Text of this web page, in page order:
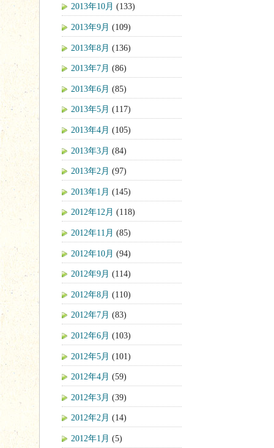
2013年10月 (133)
2013年9月 (109)
2013年8月 (136)
2013年7月 (86)
2013年6月 (85)
2013年5月 (117)
2013年4月 (105)
2013年3月 (84)
2013年2月 (97)
2013年1月 (145)
2012年12月 (118)
2012年11月 (85)
2012年10月 (94)
2012年9月 (114)
2012年8月 (110)
2012年7月 (83)
2012年6月 (103)
2012年5月 (101)
2012年4月 (59)
2012年3月 (39)
2012年2月 (14)
2012年1月 (5)